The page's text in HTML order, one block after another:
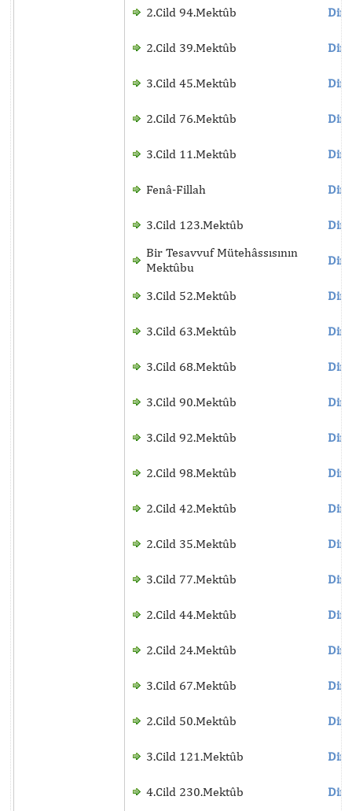
2.Cild 94.Mektûb
2.Cild 39.Mektûb
3.Cild 45.Mektûb
2.Cild 76.Mektûb
3.Cild 11.Mektûb
Fenâ-Fillah
3.Cild 123.Mektûb
Bir Tesavvuf Mütehâssısının
Mektûbu
3.Cild 52.Mektûb
3.Cild 63.Mektûb
3.Cild 68.Mektûb
3.Cild 90.Mektûb
3.Cild 92.Mektûb
2.Cild 98.Mektûb
2.Cild 42.Mektûb
2.Cild 35.Mektûb
3.Cild 77.Mektûb
2.Cild 44.Mektûb
2.Cild 24.Mektûb
3.Cild 67.Mektûb
2.Cild 50.Mektûb
3.Cild 121.Mektûb
4.Cild 230.Mektûb